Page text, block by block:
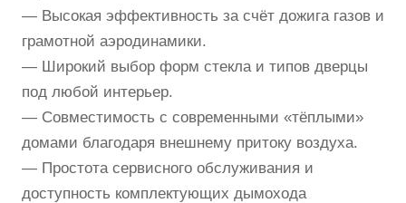
— Высокая эффективность за счёт дожига газов и
грамотной аэродинамики.
— Широкий выбор форм стекла и типов дверцы
под любой интерьер.
— Совместимость с современными «тёплыми»
домами благодаря внешнему притоку воздуха.
— Простота сервисного обслуживания и
доступность комплектующих дымохода